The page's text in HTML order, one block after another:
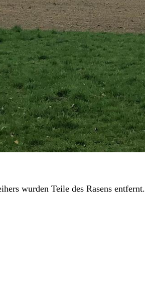
wurden Teile des Rasens entfernt.